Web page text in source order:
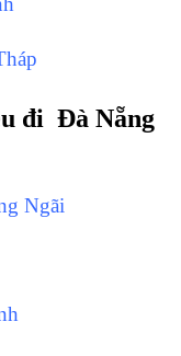
đi Đà Nẵng
Ngãi